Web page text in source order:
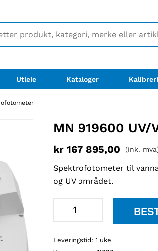
Utleie Kataloger
MN 919600 UV/
kr 167 895,00 (ink. mva)
Spektrofotometer til
og UV området.
II
Leveringstid: 1 uke